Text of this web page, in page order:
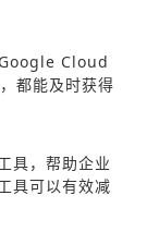
Cloud
都能及时获得
具，帮助企业
具可以有效减